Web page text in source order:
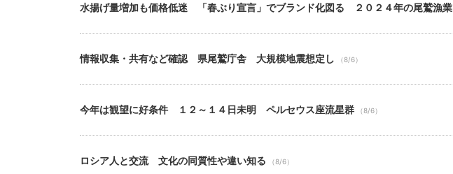
水揚げ量増加も価格低迷 「春ぶり宣言」でブランド化図る ２０２４年の尾鷲漁業
情報収集・共有など確認 県尾鷲庁舎 大規模地震想定し （8/6）
今年は観望に好条件 １２～１４日未明 ペルセウス座流星群 （8/6）
ロシア人と交流 文化の同質性や違い知る （8/6）